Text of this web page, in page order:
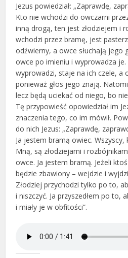
Jezus powiedział: „Zaprawdę,
Kto nie wchodzi do owczarni
inną drogą, ten jest złodziejem i
wchodzi przez bramę, jest
odźwierny, a owce słuchają jego
owce po imieniu i wyprowadza je.
wyprowadzi, staje na ich czele, a
ponieważ głos jego znają.
lecz będą uciekać od niego, bo
Tę przypowieść opowiedział im
znaczenia tego, co im mówił.
do nich Jezus: „Zaprawdę,
Ja jestem bramą owiec. Wszyscy,
Mną, są złodziejami i
owce. Ja jestem bramą. Jeżeli
będzie zbawiony – wejdzie i
Złodziej przychodzi tylko po to,
i niszczyć. Ja przyszedłem po to,
i miały je w obfitości”.